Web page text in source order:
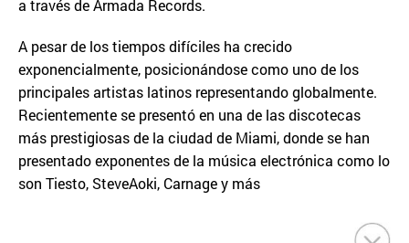
a través de Armada Records.
A pesar de los tiempos difíciles ha crecido
exponencialmente, posicionándose como uno de los
principales artistas latinos representando globalmente.
Recientemente se presentó en una de las discotecas
más prestigiosas de la ciudad de Miami, donde se han
presentado exponentes de la música electrónica como lo
son Tiesto, SteveAoki, Carnage y más